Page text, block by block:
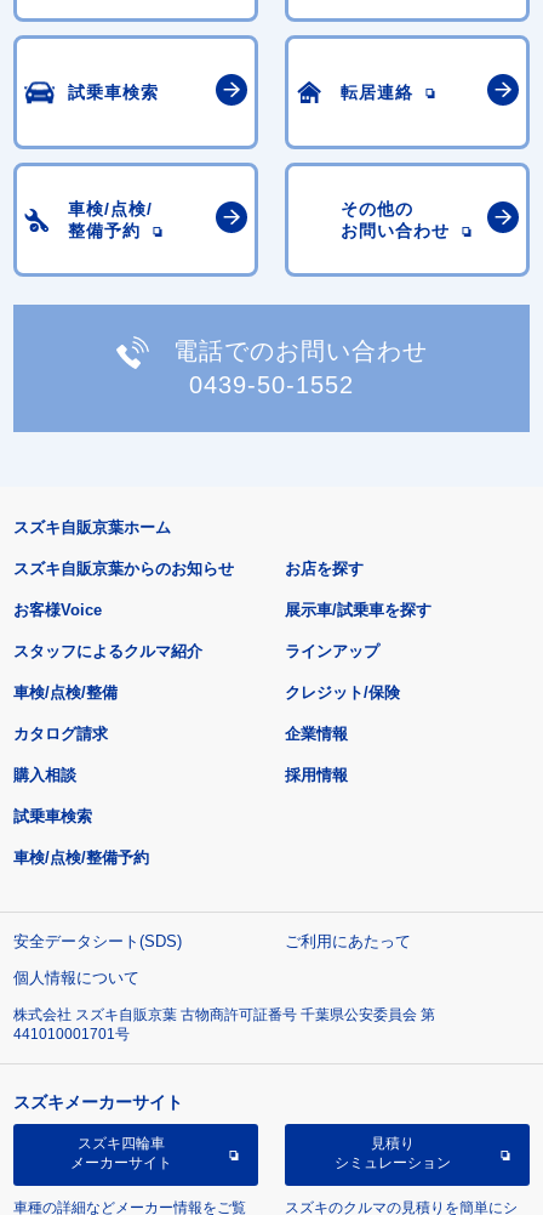
試乗車検索 転居連絡
車検/点検/
整備予約
その他の
お問い合わせ
電話でのお問い合わせ
0439-50-1552
スズキ自販京葉ホーム
スズキ自販京葉からのお知らせ
お客様Voice
スタッフによるクルマ紹介
お店を探す
展示車/試乗車を探す
ラインアップ
車検/点検/整備 クレジット/保険
カタログ請求
購入相談
試乗車検索
車検/点検/整備予約
企業情報
採用情報
安全データシート(SDS)
ご利用にあたって
個人情報について
株式会社 スズキ自販京葉 古物商許可証番号 千葉県公安委員会 第
441010001701号
スズキメーカーサイト
スズキ四輪車
メーカーサイト
車種の詳細などメーカー情報をご覧
見積り
シミュレーション
スズキのクルマの見積りを簡単にシ